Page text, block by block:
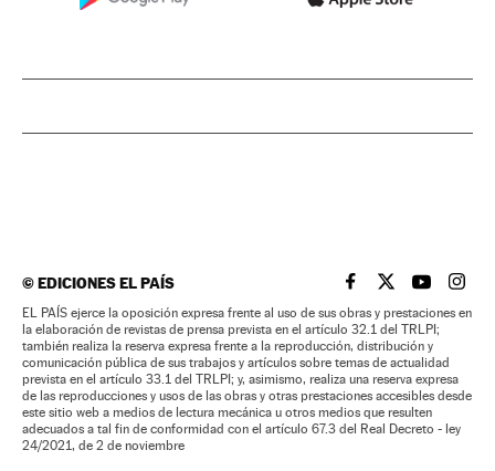
©EDICIONES EL PAÍS EL PAÍS BRASIL EN
EL PAÍSEL PAÍS
EL
EL PAÍS ejerce la oposición expresa frente al uso de sus obras y prestaciones en
la elaboración de revistas de prensa prevista en el artículo 32.1 del TRLPI;
también realiza la reserva expresa frente a la reproducción, distribución y
comunicación pública de sus trabajos y artículos sobre temas de actualidad
prevista en el artículo 33.1 del TRLPI; y, asimismo, realiza una reserva expresa
de las reproducciones y usos de las obras y otras prestaciones accesibles desde
este sitio web a medios de lectura mecánica u otros medios que resulten
adecuados a tal fin de conformidad con el artículo 67.3 del Real Decreto - ley
24/2021, de 2 de noviembre